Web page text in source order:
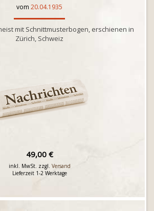
vom 20.04.1935
mit Schnittmusterbogen, erschienen in
Zürich, Schweiz
49,00 €
inkl. MwSt. zzgl. Versand
Lieferzeit 1-2 Werktage